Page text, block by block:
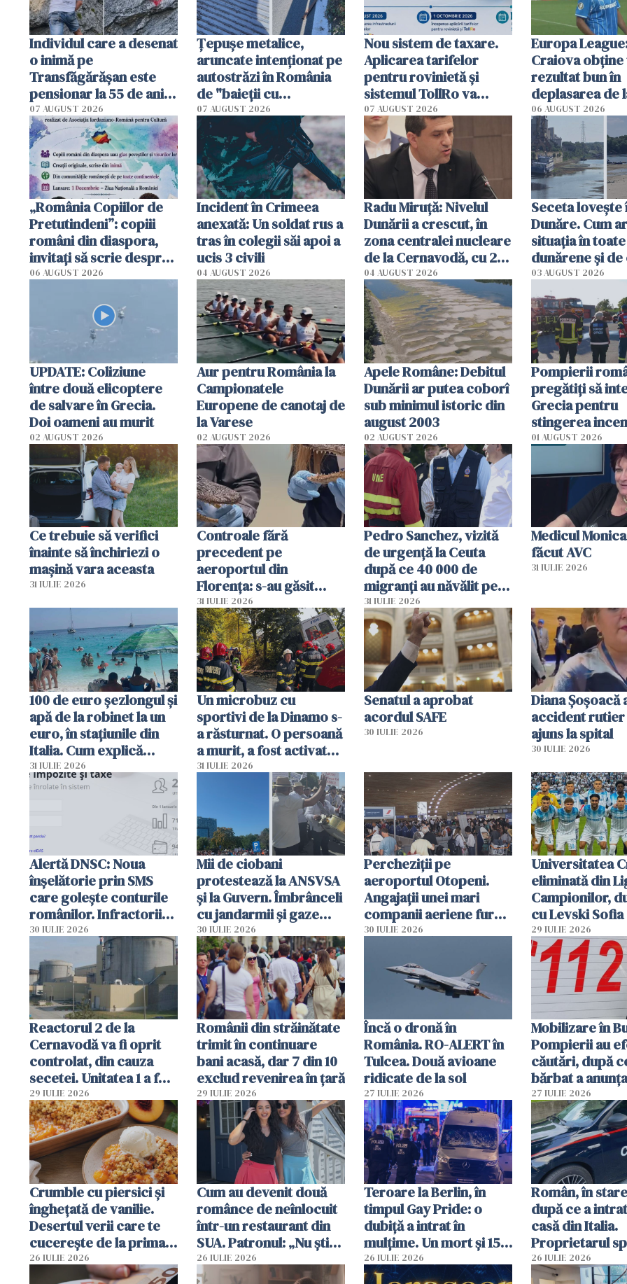
Individul care a desenat
o inimă pe
Transfăgărășan este
pensionar la 55 de ani.
Poliția l-a identificat
07 AUGUST 2026
Țepușe metalice,
aruncate intenționat pe
autostrăzi în România
de "baieții cu
platforme": "Mi-au
cerut 1200 lei să mă
tracteze"
07 AUGUST 2026
Nou sistem de taxare.
Aplicarea tarifelor
pentru rovinietă şi
sistemul TollRo va
începe la 1 octombrie
07 AUGUST 2026
Europa
Craiova obține
rezultat bun în
deplasarea de
06 AUGUST 2026
„România Copiilor de
Pretutindeni”: copiii
români din diaspora,
invitați să scrie despre
România într-un volum
06 AUGUST 2026
Incident în Crimeea
anexată: Un soldat rus a
tras în colegii săi apoi a
ucis 3 civili
04 AUGUST 2026
Radu Miruţă: Nivelul
Dunării a crescut, în
zona centralei nucleare
de la Cernavodă, cu 2
cm faţă de ziua trecută
04 AUGUST 2026
Seceta
Dunăre. Cum
situația în
dunărene și de
România
efectele, deși a
în iulie
03 AUGUST 2026
UPDATE: Coliziune
între două elicoptere
de salvare în Grecia.
Doi oameni au murit
02 AUGUST 2026
Aur pentru România la
Campionatele
Europene de canotaj de
la Varese
02 AUGUST 2026
Apele Române: Debitul
Dunării ar putea coborî
sub minimul istoric din
august 2003
02 AUGUST 2026
Pompierii
pregătiţi să
Grecia pentru
stingerea
01 AUGUST 2026
Ce trebuie să verifici
înainte să închiriezi o
mașină vara aceasta
31 IULIE 2026
Controale fără
precedent pe
aeroportul din
Florența: s-au găsit
capete de aligator și o
sumă imensă de bani
31 IULIE 2026
Pedro Sanchez, vizită
de urgență la Ceuta
după ce 40 000 de
migranți au năvălit pe
teritoriul spaniol: „Vom
mobiliza toate
resursele"
31 IULIE 2026
Medicul
făcut AVC
31 IULIE 2026
100 de euro șezlongul și
apă de la robinet la un
euro, în stațiunile din
Italia. Cum explică
autoritățile
31 IULIE 2026
Un microbuz cu
sportivi de la Dinamo s-
a răsturnat. O persoană
a murit, a fost activat
planul roșu de
31 IULIE 2026
Senatul a aprobat
acordul SAFE
30 IULIE 2026
Diana Șoșoacă
accident rutier
ajuns la spital
30 IULIE 2026
Alertă DNSC: Noua
înșelătorie prin SMS
care golește conturile
românilor. Infractorii
folosesc numele
Ghișeul.ro și al Poliției
Române
30 IULIE 2026
Mii de ciobani
protestează la ANSVSA
și la Guvern. Îmbrânceli
cu jandarmii și gaze
lacrimogene
30 IULIE 2026
Percheziții pe
aeroportul Otopeni.
Angajații unei mari
companii aeriene furau
parfumuri, ceasuri și
vânzării
30 IULIE 2026
Universitatea
eliminată din
Campionilor,
cu Levski Sofia
29 IULIE 2026
Reactorul 2 de la
Cernavodă va fi oprit
controlat, din cauza
secetei. Unitatea 1 a fost
deja oprită
29 IULIE 2026
Românii din străinătate
trimit în continuare
bani acasă, dar 7 din 10
exclud revenirea în țară
29 IULIE 2026
Încă o dronă în
România. RO-ALERT în
Tulcea. Două avioane
ridicate de la sol
27 IULIE 2026
Mobilizare în
Pompierii au
căutări, după
bărbat a
că a văzut un
luminos
27 IULIE 2026
Crumble cu piersici și
înghețată de vanilie.
Desertul verii care te
cucerește de la prima
lingură
26 IULIE 2026
Cum au devenit două
românce de neînlocuit
într-un restaurant din
SUA. Patronul: „Nu știu
ce o să mă fac fără voi”
26 IULIE 2026
Teroare la Berlin, în
timpul Gay Pride: o
dubiță a intrat în
mulțime. Un mort și 15
răniți
26 IULIE 2026
Român, în
după ce a
casă din Italia.
Proprietarul
s-a apărat cu
26 IULIE 2026